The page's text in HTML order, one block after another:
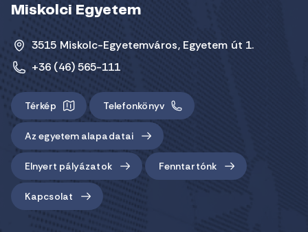
Miskolci Egyetem
3515 Miskolc-Egyetemváros, Egyetem út 1.
+36 (46) 565-111
Térkép Telefonkönyv
Az egyetem alapadatai
Elnyert pályázatok Fenntartónk
Kapcsolat